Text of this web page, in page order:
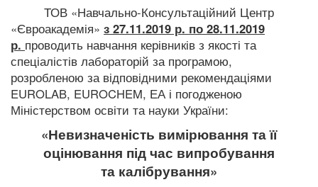
ТОВ «Навчально-Консультаційний Центр
«Євроакадемія» з 27.11.2019 р. по 28.11.2019
р. проводить навчання керівників з якості та
спеціалістів лабораторій за програмою,
розробленою за відповідними рекомендаціями
EUROLAB, EUROCHEM, ЕА і погодженою
Міністерством освіти та науки України:
«Невизначеність вимірювання та її
оцінювання під час випробування
та калібрування»